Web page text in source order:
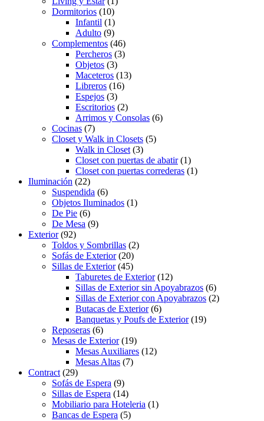
Dormitorios (10)
Infantil (1)
Adulto (9)
Complementos (46)
Percheros (3)
Objetos (3)
Maceteros (13)
Libreros (16)
Espejos (3)
Escritorios (2)
Arrimos y Consolas (6)
Cocinas (7)
Closet y Walk in Closets (5)
Walk in Closet (3)
Closet con puertas de abatir(1)
Closet con puertas correderas (1)
Iluminación (22)
Suspendida (6)
Objetos Iluminados (1)
De Pie (6)
De Mesa (9)
Exterior(92)
Toldos y Sombrillas (2)
Sofás de Exterior(20)
Sillas de Exterior(45)
Taburetes de Exterior(12)
Sillas de Exterior sin Apoyabrazos (6)
Sillas de Exterior con Apoyabrazos (2)
Butacas de Exterior(6)
Banquetas y Poufs de Exterior(19)
Reposeras (6)
Mesas de Exterior(19)
Mesas Auxiliares (12)
Mesas Altas (7)
Contract (29)
Sofás de Espera (9)
Sillas de Espera (14)
Mobiliario para Hoteleria (1)
Bancas de Espera (5)